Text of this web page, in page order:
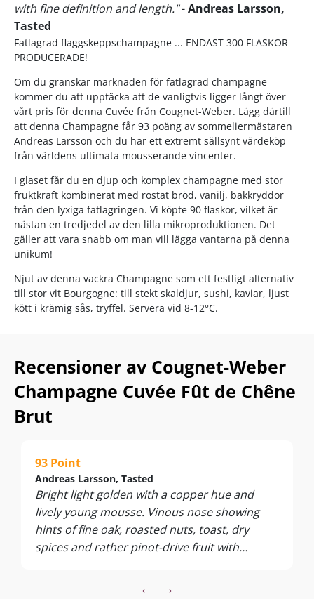
with fine definition and length."-Andreas Larsson,
Tasted
Fatlagrad flaggskeppschampagne ... ENDAST 300 FLASKOR
PRODUCERADE!
Om du granskar marknaden för fatlagrad champagne
kommer du att upptäcka att de vanligtvis ligger långt över
vårt pris för denna Cuvée från Cougnet-Weber. Lägg därtill
att denna Champagne får 93 poäng av sommeliermästaren
Andreas Larsson och du har ett extremt sällsynt värdeköp
från världens ultimata mousserande vincenter.
I glaset får du en djup och komplex champagne med stor
fruktkraft kombinerat med rostat bröd, vanilj, bakkryddor
från den lyxiga fatlagringen. Vi köpte 90 flaskor, vilket är
nästan en tredjedel av den lilla mikroproduktionen. Det
gäller att vara snabb om man vill lägga vantarna på denna
unikum!
Njut av denna vackra Champagne som ett festligt alternativ
till stor vit Bourgogne: till stekt skaldjur, sushi, kaviar, ljust
kött i krämig sås, tryffel. Servera vid 8-12°C.
Recensioner av Cougnet-Weber
Champagne Cuvée Fût de Chêne
Brut
93 Point
Andreas Larsson, Tasted
Bright light golden with a copper hue and
lively young mousse. Vinous nose showing
hints of fine oak, roasted nuts, toast, dry
spices and rather pinot-drive fruit with
← →